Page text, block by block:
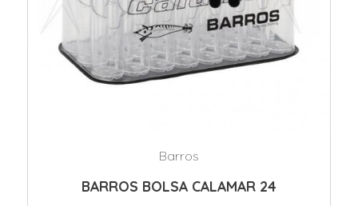
Barros
BARROS BOLSA CALAMAR 24